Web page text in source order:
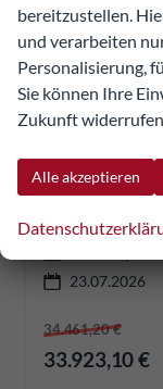
Volkswagen
278158
Diesel
23.07.2026
34.461,20 €
33.923,10 €
bereitzustellen.
und verarbeiten
Personalisierung,
Sie können Ihre
Zukunft
Alle akzeptieren